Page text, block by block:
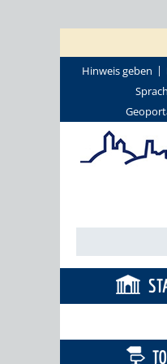
Hinweis geben